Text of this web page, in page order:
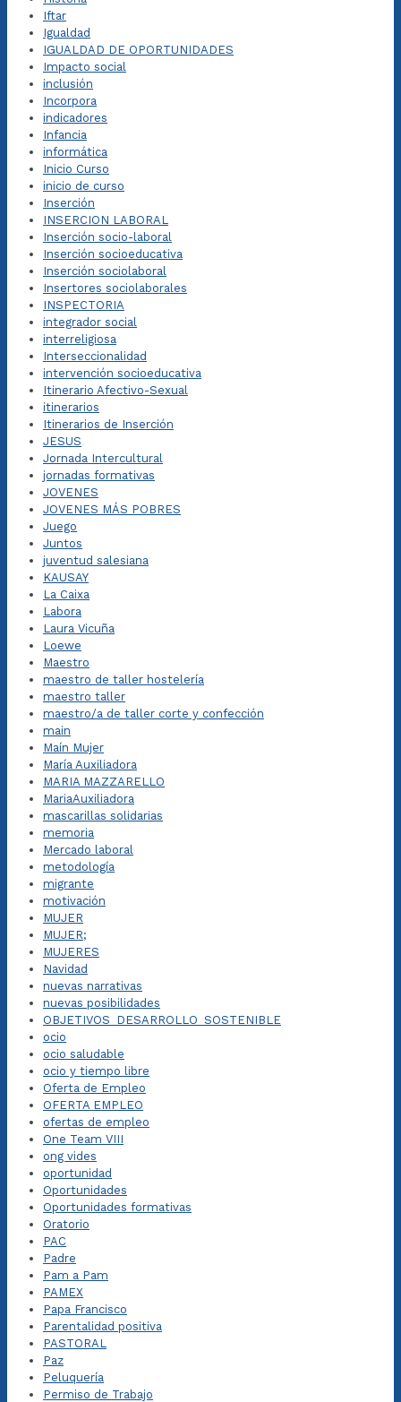
Iftar
Igualdad
IGUALDAD DE OPORTUNIDADES
Impacto social
inclusión
Incorpora
indicadores
Infancia
informática
Inicio Curso
inicio de curso
Inserción
INSERCION LABORAL
Inserción socio-laboral
Inserción socioeducativa
Inserción sociolaboral
Insertores sociolaborales
INSPECTORIA
integrador social
interreligiosa
Interseccionalidad
intervención socioeducativa
Itinerario Afectivo-Sexual
itinerarios
Itinerarios de Inserción
JESUS
Jornada Intercultural
jornadas formativas
JOVENES
JOVENES MÁS POBRES
Juego
Juntos
juventud salesiana
KAUSAY
La Caixa
Labora
Laura Vicuña
Loewe
Maestro
maestro de taller hostelería
maestro taller
maestro/a de taller corte y confección
main
Maín Mujer
María Auxiliadora
MARIA MAZZARELLO
MariaAuxiliadora
mascarillas solidarias
memoria
Mercado laboral
metodología
migrante
motivación
MUJER
MUJER;
MUJERES
Navidad
nuevas narrativas
nuevas posibilidades
OBJETIVOS_DESARROLLO_SOSTENIBLE
ocio
ocio saludable
ocio y tiempo libre
Oferta de Empleo
OFERTA EMPLEO
ofertas de empleo
One Team VIII
ong vides
oportunidad
Oportunidades
Oportunidades formativas
Oratorio
PAC
Padre
Pam a Pam
PAMEX
Papa Francisco
Parentalidad positiva
PASTORAL
Paz
Peluquería
Permiso de Trabajo